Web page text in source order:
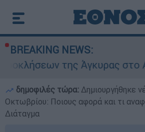
BREAKING NEWS:
στο Αιγαίο:
δημοφιλές τώρα: Δημιουργήθηκε
Οκτωβρίου: Ποιους αφορά και τι
Διάταγμα